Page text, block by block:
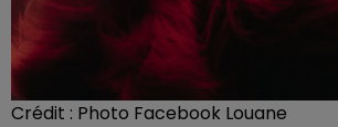
Crédit : Photo Facebook Louane